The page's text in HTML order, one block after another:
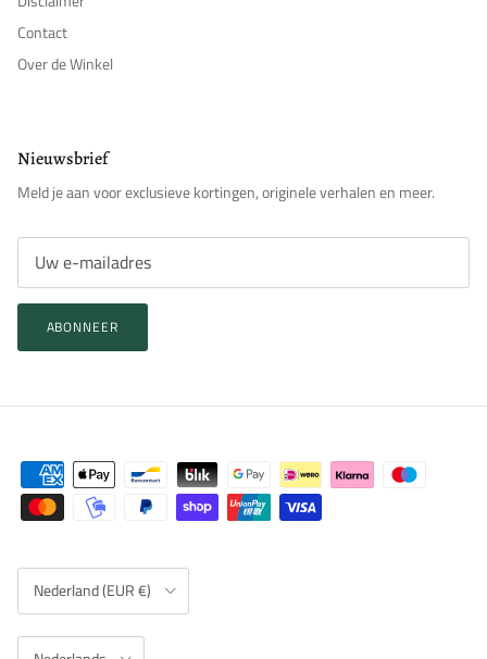
Contact
Over de Winkel
Nieuwsbrief
Meld je aan voor exclusieve kortingen, originele verhalen en meer.
ABONNEER
Land/Regio
Nederland (EUR €)
Taal